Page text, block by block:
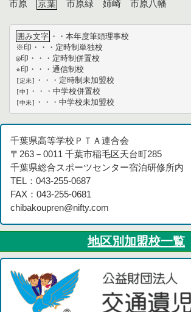
市原
京葉 市原緑 姉崎 市原八幡
囲み文字 ・・本年度筆頭理事校
※印・・・定時制単独校
◎印・・・定時制併置校
[定未]
[中]
[中未]
千葉県高等学校ＰＴＡ連合会
〒263－0011 千葉市稲毛区天台町285
千葉県総合スポーツセンター宿泊研修所内
TEL：043-255-0687
FAX：043-255-0681
chibakoupren@nifty.com
地区別加盟校一覧